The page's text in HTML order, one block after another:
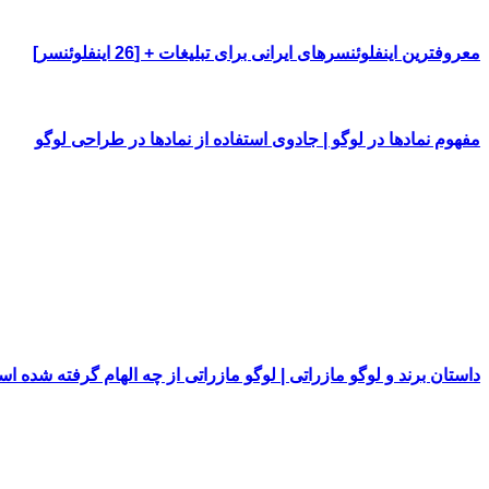
معروفترین اینفلوئنسرهای ایرانی برای تبلیغات + [26 اینفلوئنسر]
مفهوم نمادها در لوگو | جادوی استفاده از نمادها در طراحی لوگو
داستان برند و لوگو مازراتی | لوگو مازراتی از چه الهام گرفته شده